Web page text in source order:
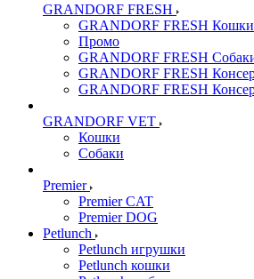
GRANDORF FRESH
GRANDORF FRESH Кошки
Промо
GRANDORF FRESH
GRANDORF FRESH
GRANDORF FRESH
GRANDORF VET
Кошки
Собаки
Premier
Premier CAT
Premier DOG
Petlunch
Petlunch игрушки
Petlunch кошки